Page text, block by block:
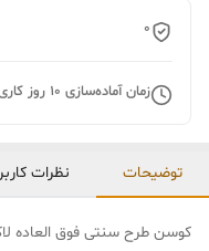
0
زمان آماده‌سازی 10 روز
توضیحات نظرات